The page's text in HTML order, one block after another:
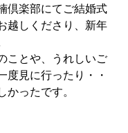
倶楽部にてご結婚式
越しくださり、新年
ことや、うれしいご
度見に行ったり・・
ったです。